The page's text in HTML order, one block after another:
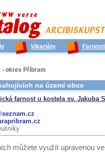
Vikariáty Farnosti
- okres Příbram
na území obce
farnost u kostela sv. Jakuba
můžete využít upravenou